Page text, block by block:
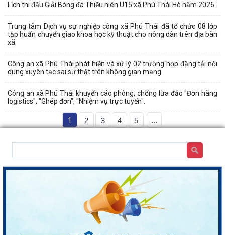
Lịch thi đấu Giải Bóng đá Thiếu niên U15 xã Phú Thái Hè năm 2026.
Trung tâm Dịch vụ sự nghiệp công xã Phú Thái đã tổ chức 08 lớp
tập huấn chuyển giao khoa học kỹ thuật cho nông dân trên địa bàn
xã.
Công an xã Phú Thái phát hiện và xử lý 02 trường hợp đăng tải nội
dung xuyên tạc sai sự thật trên không gian mạng.
Công an xã Phú Thái khuyến cáo phòng, chống lừa đảo "Đơn hàng
logistics", "Ghép đơn", "Nhiệm vụ trực tuyến".
1 2 3 4 5 ...